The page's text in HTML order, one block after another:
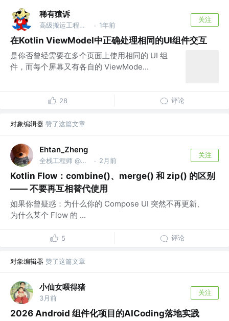
稀有猿诉
高级搬运工程师 @稀有猿诉 · 1年前
关注
在Kotlin ViewModel中正确处理相同的UI组件交互
是你否曾经需要在多个页面上使用相同的 UI 组
件，而每个屏幕又有各自的 ViewMode...
28 评论
对象编辑器 赞了这篇文章
Ehtan_Zheng
全栈工程师 @传音 · 2月前
关注
Kotlin Flow：combine()、merge() 和 zip() 的区别
—— 不要再互相替代使用
如果你曾疑惑：为什么你的 Compose UI 突然不再更新、
为什么某个 Flow 的 ...
5 评论
对象编辑器 赞了这篇文章
小仙女喂得猪
3月前
关注
2026 Android 组件化项目的AICoding落地实践